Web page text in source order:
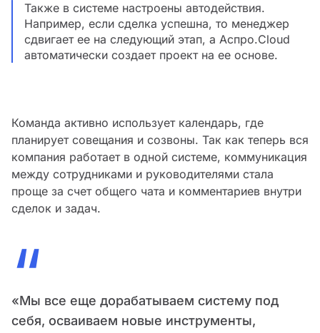
Также в системе настроены автодействия.
Например, если сделка успешна, то менеджер
сдвигает ее на следующий этап, а Аспро.Cloud
автоматически создает проект на ее основе.
Команда активно использует календарь, где
планирует совещания и созвоны. Так как теперь вся
компания работает в одной системе, коммуникация
между сотрудниками и руководителями стала
проще за счет общего чата и комментариев внутри
сделок и задач.
“
«Мы все еще дорабатываем систему под
себя, осваиваем новые инструменты,